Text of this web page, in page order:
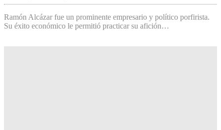
Ramón Alcázar fue un prominente empresario y político porfirista.
Su éxito económico le permitió practicar su afición…